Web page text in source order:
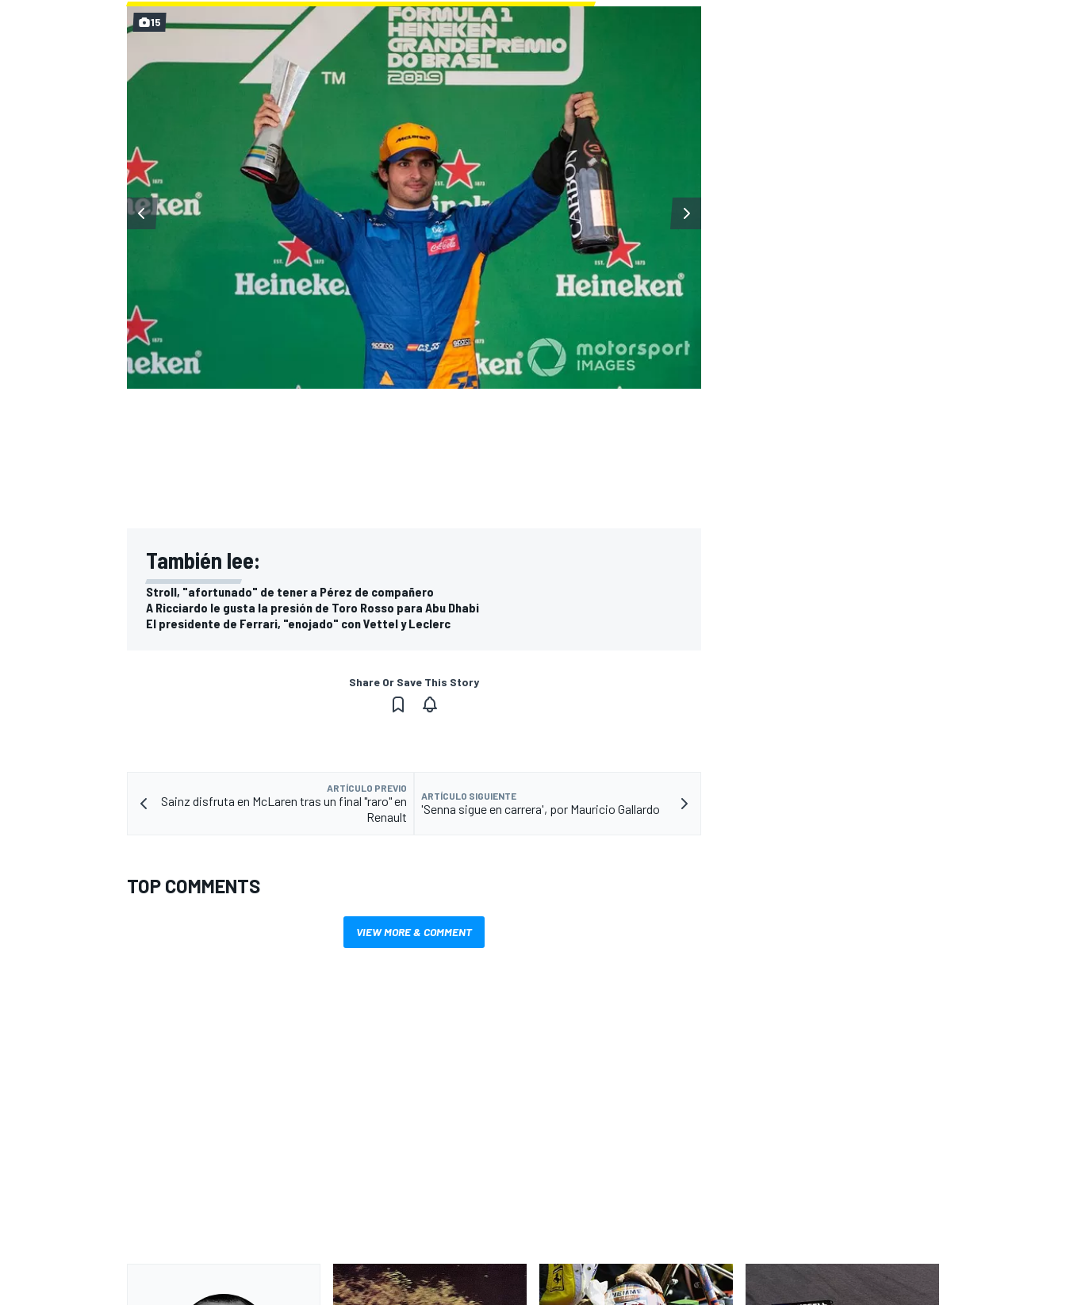
15
También lee:
Stroll, "afortunado" de tener a Pérez de compañero
A Ricciardo le gusta la presión de Toro Rosso para Abu Dhabi
El presidente de Ferrari, "enojado" con Vettel y Leclerc
Share Or Save This Story
ARTÍCULO PREVIO
Sainz disfruta en McLaren tras un final "raro" en
Renault
ARTÍCULO SIGUIENTE
'Senna sigue en carrera', por Mauricio Gallardo
TOP COMMENTS
VIEW MORE & COMMENT